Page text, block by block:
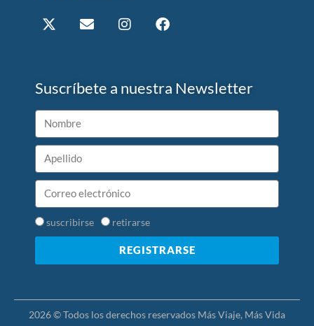
Suscríbete a nuestra Newsletter
suscribirse retirarse
REGISTRARSE
2026 © Todos los derechos reservados Más Viaje, Más Vida